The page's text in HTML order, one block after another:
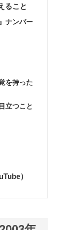
ること
ナンバー
を持った
立つこと
）